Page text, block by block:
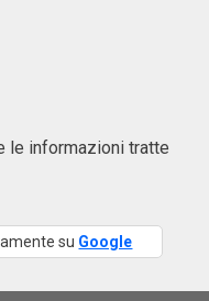
le informazioni tratte
su Google